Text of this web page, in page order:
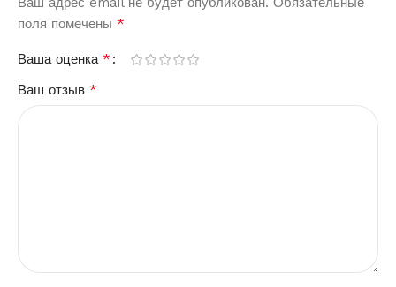
поля помечены *
Ваша оценка *
Ваш отзыв *